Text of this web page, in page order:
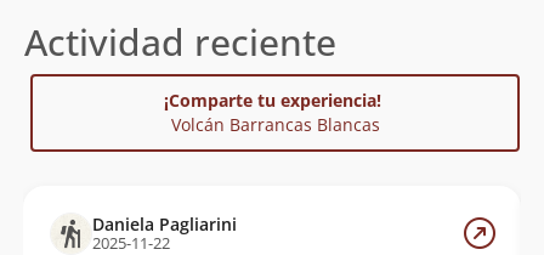
Actividad reciente
¡Comparte tu experiencia!
Volcán Barrancas Blancas
Daniela Pagliarini
2025-11-22